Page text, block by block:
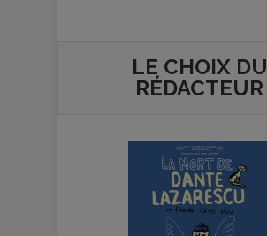
LE CHOIX DU
RÉDACTEUR